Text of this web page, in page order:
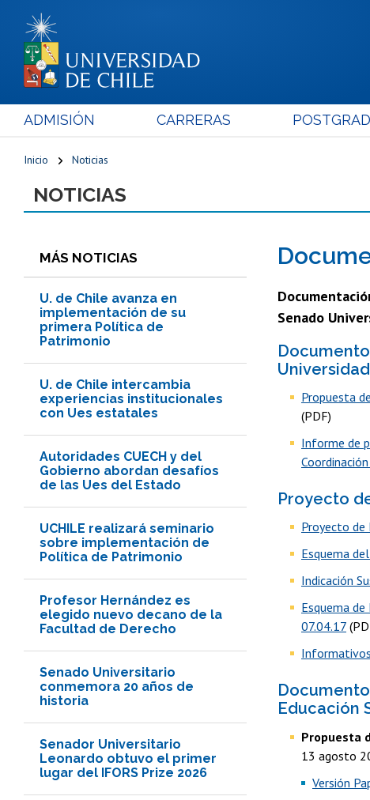
ADMISIÓN CARRERAS
Inicio Noticias
NOTICIAS
MÁS NOTICIAS
U. de Chile avanza en
implementación de su
primera Política de
Patrimonio
U. de Chile intercambia
experiencias institucionales
con Ues estatales
Autoridades CUECH y del
Gobierno abordan desafíos
de las Ues del Estado
UCHILE realizará seminario
sobre implementación de
Política de Patrimonio
Profesor Hernández es
elegido nuevo decano de la
Facultad de Derecho
Senado Universitario
conmemora 20 años de
historia
Senador Universitario
Leonardo obtuvo el primer
lugar del IFORS Prize 2026
Senado
Propuesta
(PDF)
Informe de
Proyecto
Proyecto de
Esquema
Indicación
Esquema
07.04.17
Educación
Propuesta
13 agosto
Versión